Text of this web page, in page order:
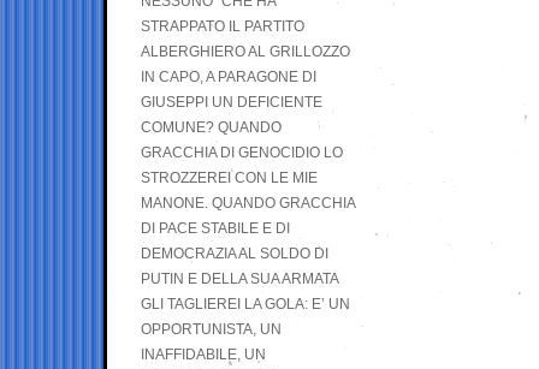
STRAPPATO IL PARTITO
ALBERGHIERO AL GRILLOZZO
IN CAPO, A PARAGONE DI
GIUSEPPI UN DEFICIENTE
COMUNE? QUANDO
GRACCHIA DI GENOCIDIO LO
STROZZEREI CON LE MIE
MANONE. QUANDO GRACCHIA
DI PACE STABILE E DI
DEMOCRAZIA AL SOLDO DI
PUTIN E DELLA SUA ARMATA
GLI TAGLIEREI LA GOLA: E’ UN
OPPORTUNISTA, UN
INAFFIDABILE, UN